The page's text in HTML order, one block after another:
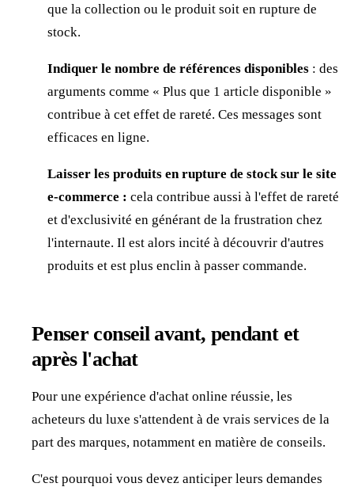
que la collection ou le produit soit en rupture de
stock.
Indiquer le nombre de références disponibles : des
arguments comme « Plus que 1 article disponible »
contribue à cet effet de rareté. Ces messages sont
efficaces en ligne.
Laisser les produits en rupture de stock sur le site
e-commerce : cela contribue aussi à l'effet de rareté
et d'exclusivité en générant de la frustration chez
l'internaute. Il est alors incité à découvrir d'autres
produits et est plus enclin à passer commande.
Penser conseil avant, pendant et
après l'achat
Pour une expérience d'achat online réussie, les
acheteurs du luxe s'attendent à de vrais services de la
part des marques, notamment en matière de conseils.
C'est pourquoi vous devez anticiper leurs demandes